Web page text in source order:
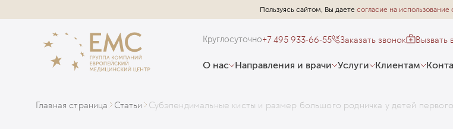
Пользуясь сайтом, Вы даете согласие на использование
Круглосуточно+7 495 933-66-55 Заказать звонок Вызвать
О нас Направления и врачи Услуги Клиентам
Главная страница Статьи Субэпендимальные кисты и размер большого родничка у детей